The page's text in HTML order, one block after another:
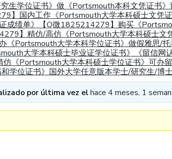
生学位证书》做《Portsmouth本科文凭证书
】国内工作《Portsmouth大学本科硕士文凭
成绩单》【Q微1825214279】购买《
】精仿/高仿《Portsmouth大学本科硕士文
《Portsmouth大学本科学位证书》做假雅思/
大学本科硕士毕业证学位证书》《留信网
《Portsmouth大学本科硕士学位证书》可办
学位证书》国外大学任意版本学士/研究生/博
por última vez elhace 4 meses, 1